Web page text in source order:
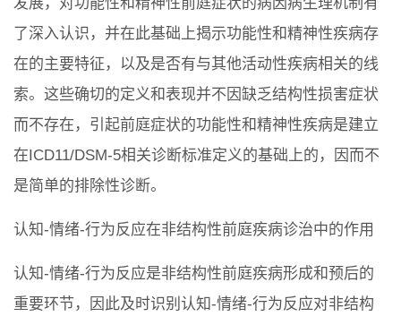
发展，对功能性和精神性前庭症状的病因病生理机制有
了深入认识，并在此基础上揭示功能性和精神性疾病存
在的主要特征，以及是否有与其他活动性疾病相关的线
索。这些确切的定义和表现并不因缺乏结构性损害症状
而不存在，引起前庭症状的功能性和精神性疾病是建立
在ICD11/DSM-5相关诊断标准定义的基础上的，因而不
是简单的排除性诊断。
认知-情绪-行为反应在非结构性前庭疾病诊治中的作用
认知-情绪-行为反应是非结构性前庭疾病形成和预后的
重要环节，因此及时识别认知-情绪-行为反应对非结构